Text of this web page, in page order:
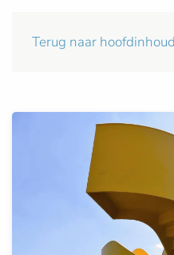
Terug naar hoofdinhoud